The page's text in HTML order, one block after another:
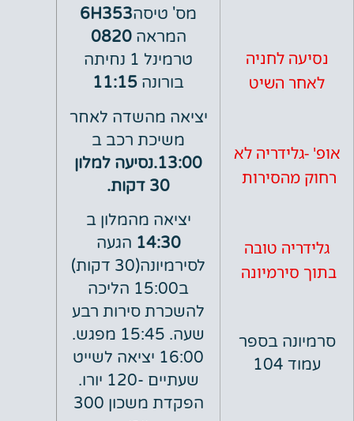
לחניה
השיט
לא
טובה
בספר
מס' טיסה6H353
0820
טרמינל 1 נחיתה
11:15
יציאה מהשדה לאחר
משיכת רכב ב
13:00.נסיעה למלון
יציאה מהמלון ב
הגעה
לסירמיונה(30 דקות)
ב15:00 הליכה
להשכרת סירות רבע
שעה. 15:45 מפגש.
16:00 יציאה לשייט
שעתיים -120 יורו.
הפקדת משכון 300